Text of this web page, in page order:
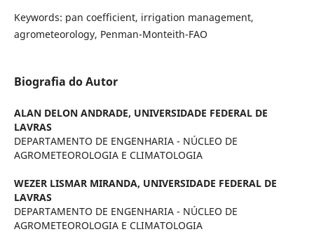
Keywords: pan coefficient, irrigation management,
agrometeorology, Penman-Monteith-FAO
Biografia do Autor
ALAN DELON ANDRADE, UNIVERSIDADE FEDERAL DE
LAVRAS
DEPARTAMENTO DE ENGENHARIA - NÚCLEO DE
AGROMETEOROLOGIA E CLIMATOLOGIA
WEZER LISMAR MIRANDA, UNIVERSIDADE FEDERAL DE
LAVRAS
DEPARTAMENTO DE ENGENHARIA - NÚCLEO DE
AGROMETEOROLOGIA E CLIMATOLOGIA